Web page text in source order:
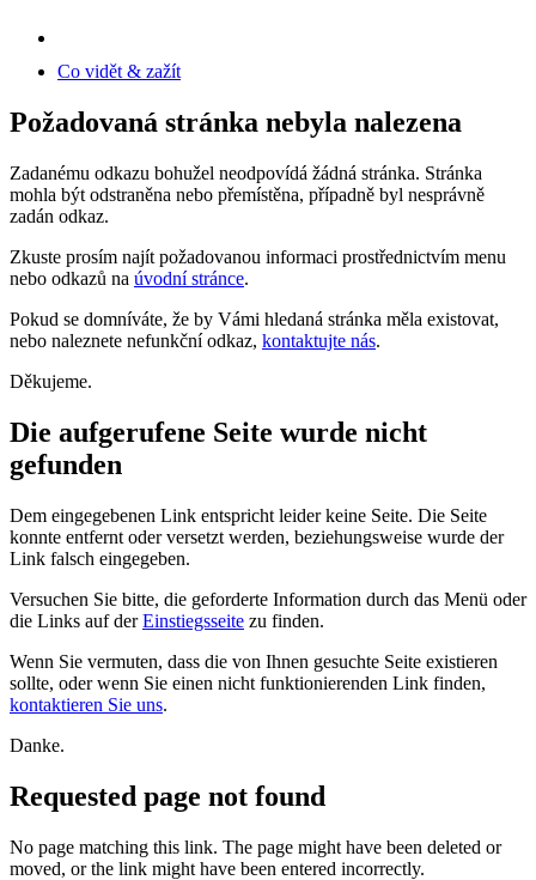
Co vidět & zažít
Požadovaná stránka nebyla nalezena
Zadanému odkazu bohužel neodpovídá žádná stránka. Stránka
mohla být odstraněna nebo přemístěna, případně byl nesprávně
zadán odkaz.
Zkuste prosím najít požadovanou informaci prostřednictvím menu
nebo odkazů na úvodní stránce.
Pokud se domníváte, že by Vámi hledaná stránka měla existovat,
nebo naleznete nefunkční odkaz, kontaktujte nás.
Děkujeme.
Die aufgerufene Seite wurde nicht
gefunden
Dem eingegebenen Link entspricht leider keine Seite. Die Seite
konnte entfernt oder versetzt werden, beziehungsweise wurde der
Link falsch eingegeben.
Versuchen Sie bitte, die geforderte Information durch das Menü oder
die Links auf derEinstiegsseite zu finden.
Wenn Sie vermuten, dass die von Ihnen gesuchte Seite existieren
sollte, oder wenn Sie einen nicht funktionierenden Link finden,
kontaktieren Sie uns.
Danke.
Requested page not found
No page matching this link. The page might have been deleted or
moved, or the link might have been entered incorrectly.